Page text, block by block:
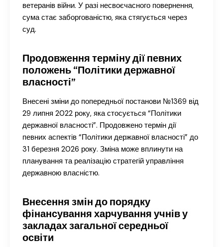
ветеранів війни. У разі несвоєчасного повернення,
сума стає заборгованістю, яка стягується через
суд.
Продовження терміну дії певних
положень “Політики державної
власності”
Внесені зміни до попередньої постанови №1369 від
29 липня 2022 року, яка стосується “Політики
державної власності”. Продовжено термін дії
певних аспектів “Політики державної власності” до
31 березня 2026 року. Зміна може вплинути на
планування та реалізацію стратегій управління
державною власністю.
Внесення змін до порядку
фінансування харчування учнів у
закладах загальної середньої
освіти